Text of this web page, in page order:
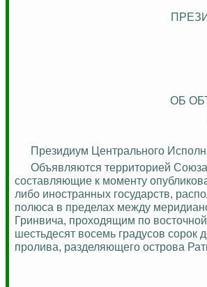
ОБ
Президиум Центрального
Объявляются территорией
составляющие к моменту
либо иностранных государств,
полюса в пределах между
Гринвича, проходящим по
шестьдесят восемь градусов сорок
пролива, разделяющего острова